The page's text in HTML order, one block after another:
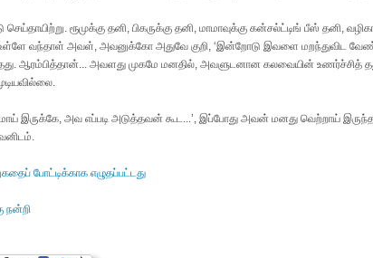
செய்தாயிற்று. ரூமுக்கு தனி, பிகருக்கு தனி, மாமாவுக்கு கன்சல்ட்டிங் பீஸ் தனி,
உள்ளே வந்தாள் அவள், அவனுக்கோ அதுவே குறி, ‘இன்றோடு இவளை மறந்துவிட
ஆரம்பித்தான்... அவளது முகமே மனதில், அவளுடனான கலவையின் உணர்ச்சித்
இருக்கே, அவ எப்படி அடுத்தவன் கூட...’, இப்போது அவன் மனது வெற்றாய்
போட்டிக்காக எழுதப்பட்டது
நன்றி